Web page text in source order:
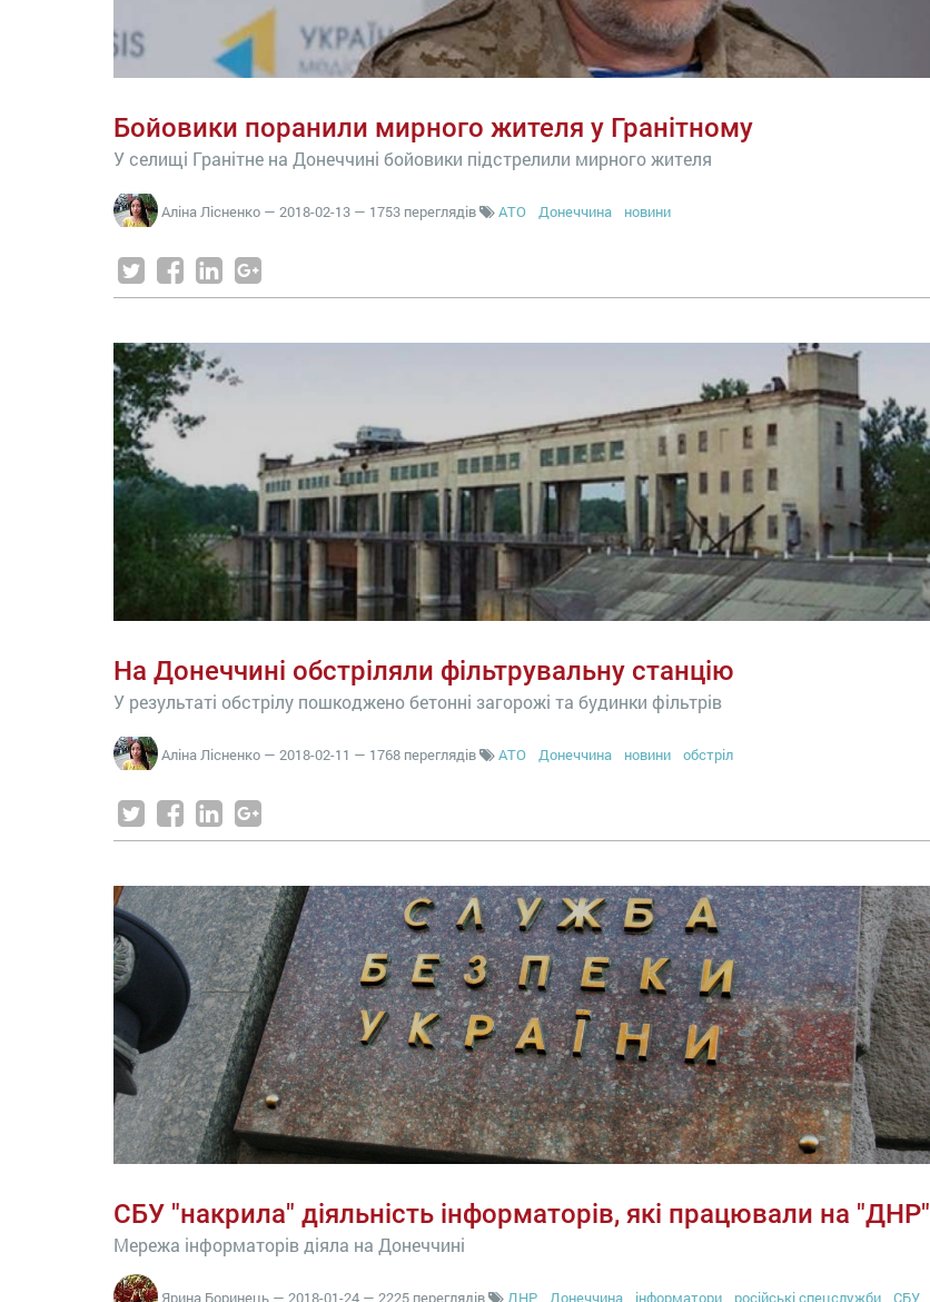
Бойовики поранили мирного жителя у Гранітному
У селищі Гранітне на Донеччині бойовики підстрелили мирного жителя
Аліна Лісненко — 2018-02-13 — 1753 переглядів АТО Донеччина новини
На Донеччині обстріляли фільтрувальну станцію
У результаті обстрілу пошкоджено бетонні загорожі та будинки фільтрів
Аліна Лісненко — 2018-02-11 — 1768 переглядів АТО Донеччина новини обстріл
СБУ "накрила" діяльність інформаторів, які працювали на "ДНР"
Мережа інформаторів діяла на Донеччині
Ярина Боринець — 2018-01-24 — 2225 переглядів ДНР Донеччина інформатори російські спецслужби СБУ